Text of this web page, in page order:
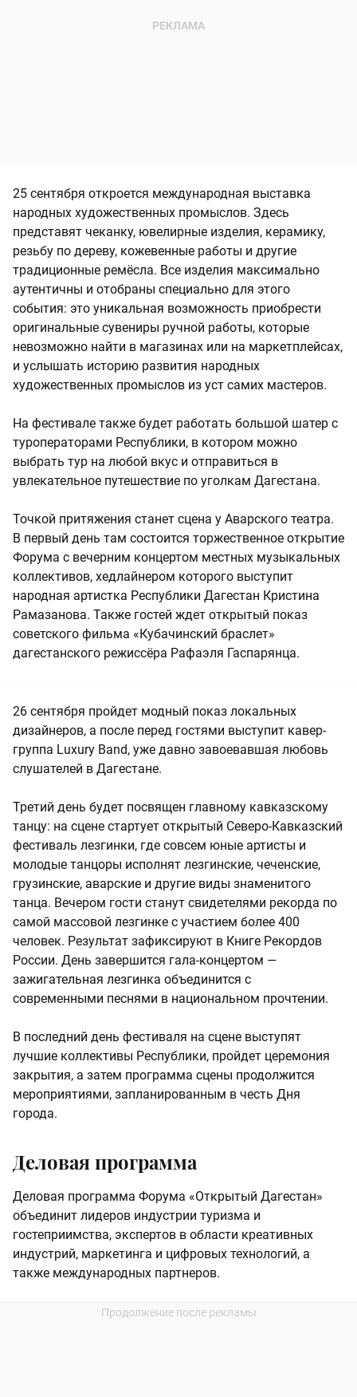
25 сентября откроется международная выставка
народных художественных промыслов. Здесь
представят чеканку, ювелирные изделия, керамику,
резьбу по дереву, кожевенные работы и другие
традиционные ремёсла. Все изделия максимально
аутентичны и отобраны специально для этого
события: это уникальная возможность приобрести
оригинальные сувениры ручной работы, которые
невозможно найти в магазинах или на маркетплейсах,
и услышать историю развития народных
художественных промыслов из уст самих мастеров.
На фестивале также будет работать большой шатер с
туроператорами Республики, в котором можно
выбрать тур на любой вкус и отправиться в
увлекательное путешествие по уголкам Дагестана.
Точкой притяжения станет сцена у Аварского театра.
В первый день там состоится торжественное открытие
Форума с вечерним концертом местных музыкальных
коллективов, хедлайнером которого выступит
народная артистка Республики Дагестан Кристина
Рамазанова. Также гостей ждет открытый показ
советского фильма «Кубачинский браслет»
дагестанского режиссёра Рафаэля Гаспарянца.
26 сентября пройдет модный показ локальных
дизайнеров, а после перед гостями выступит кавер-
группа Luxury Band, уже давно завоевавшая любовь
слушателей в Дагестане.
Третий день будет посвящен главному кавказскому
танцу: на сцене стартует открытый Северо-Кавказский
фестиваль лезгинки, где совсем юные артисты и
молодые танцоры исполнят лезгинские, чеченские,
грузинские, аварские и другие виды знаменитого
танца. Вечером гости станут свидетелями рекорда по
самой массовой лезгинке с участием более 400
человек. Результат зафиксируют в Книге Рекордов
России. День завершится гала-концертом —
зажигательная лезгинка объединится с
современными песнями в национальном прочтении.
В последний день фестиваля на сцене выступят
лучшие коллективы Республики, пройдет церемония
закрытия, а затем программа сцены продолжится
мероприятиями, запланированным в честь Дня
города.
Деловая программа
Деловая программа Форума «Открытый Дагестан»
объединит лидеров индустрии туризма и
гостеприимства, экспертов в области креативных
индустрий, маркетинга и цифровых технологий, а
также международных партнеров.